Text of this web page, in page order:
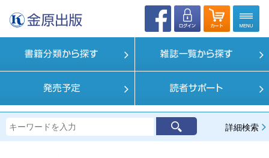
詳細検索